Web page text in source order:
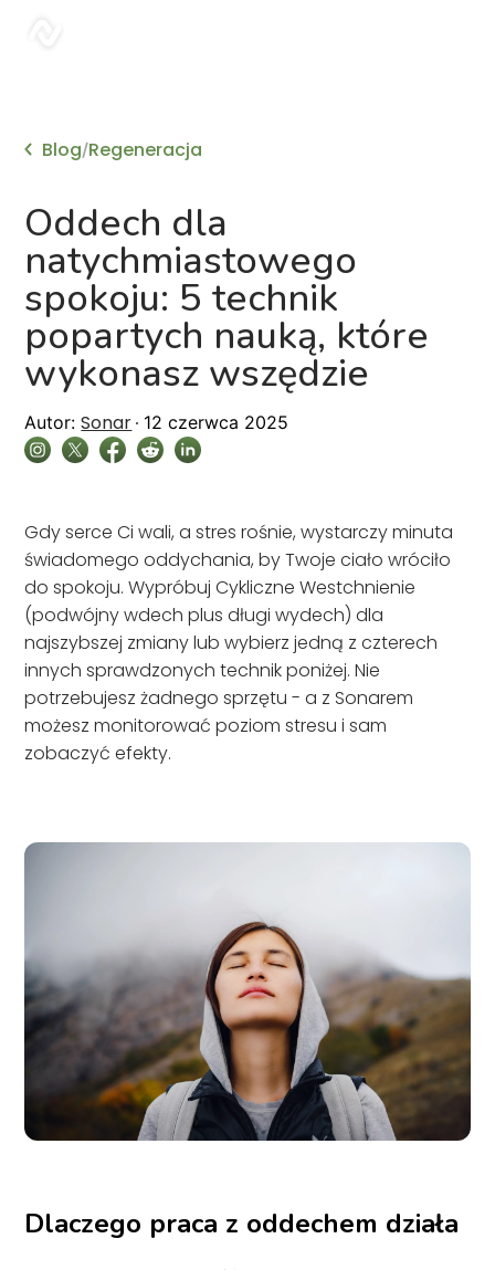
Blog/Regeneracja
Oddech dla
natychmiastowego
spokoju: 5 technik
popartych nauką, które
wykonasz wszędzie
Autor: Sonar 12 czerwca 2025
Gdy serce Ci wali, a stres rośnie, wystarczy minuta
świadomego oddychania, by Twoje ciało wróciło
do spokoju. Wypróbuj Cykliczne Westchnienie
(podwójny wdech plus długi wydech) dla
najszybszej zmiany lub wybierz jedną z czterech
innych sprawdzonych technik poniżej. Nie
potrzebujesz żadnego sprzętu - a z Sonarem
możesz monitorować poziom stresu i sam
zobaczyć efekty.
Dlaczego praca z oddechem działa